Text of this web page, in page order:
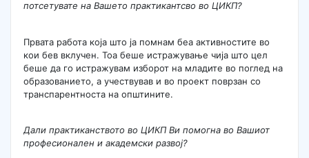
потсетувате на Вашето практикантсво во ЦИКП?
Првата работа која што ја помнам беа активностите во
кои бев вклучен. Тоа беше истражување чија што цел
беше да го истражувам изборот на младите во поглед на
образованието, а учествував и во проект поврзан со
транспарентноста на општините.
Дали практиканството во ЦИКП Ви помогна во Вашиот
професионален и академски развој?